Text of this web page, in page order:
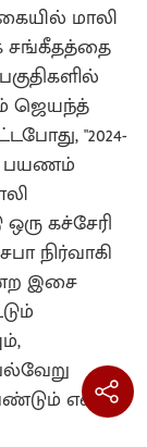
மாலி
சங்கீதத்தை
ஜெயந்த்
"2024-
பயணம்
கச்சேரி
நிர்வாகி
இசை
என்ற